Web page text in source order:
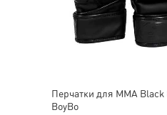
Перчатки для MMA
BoyBo